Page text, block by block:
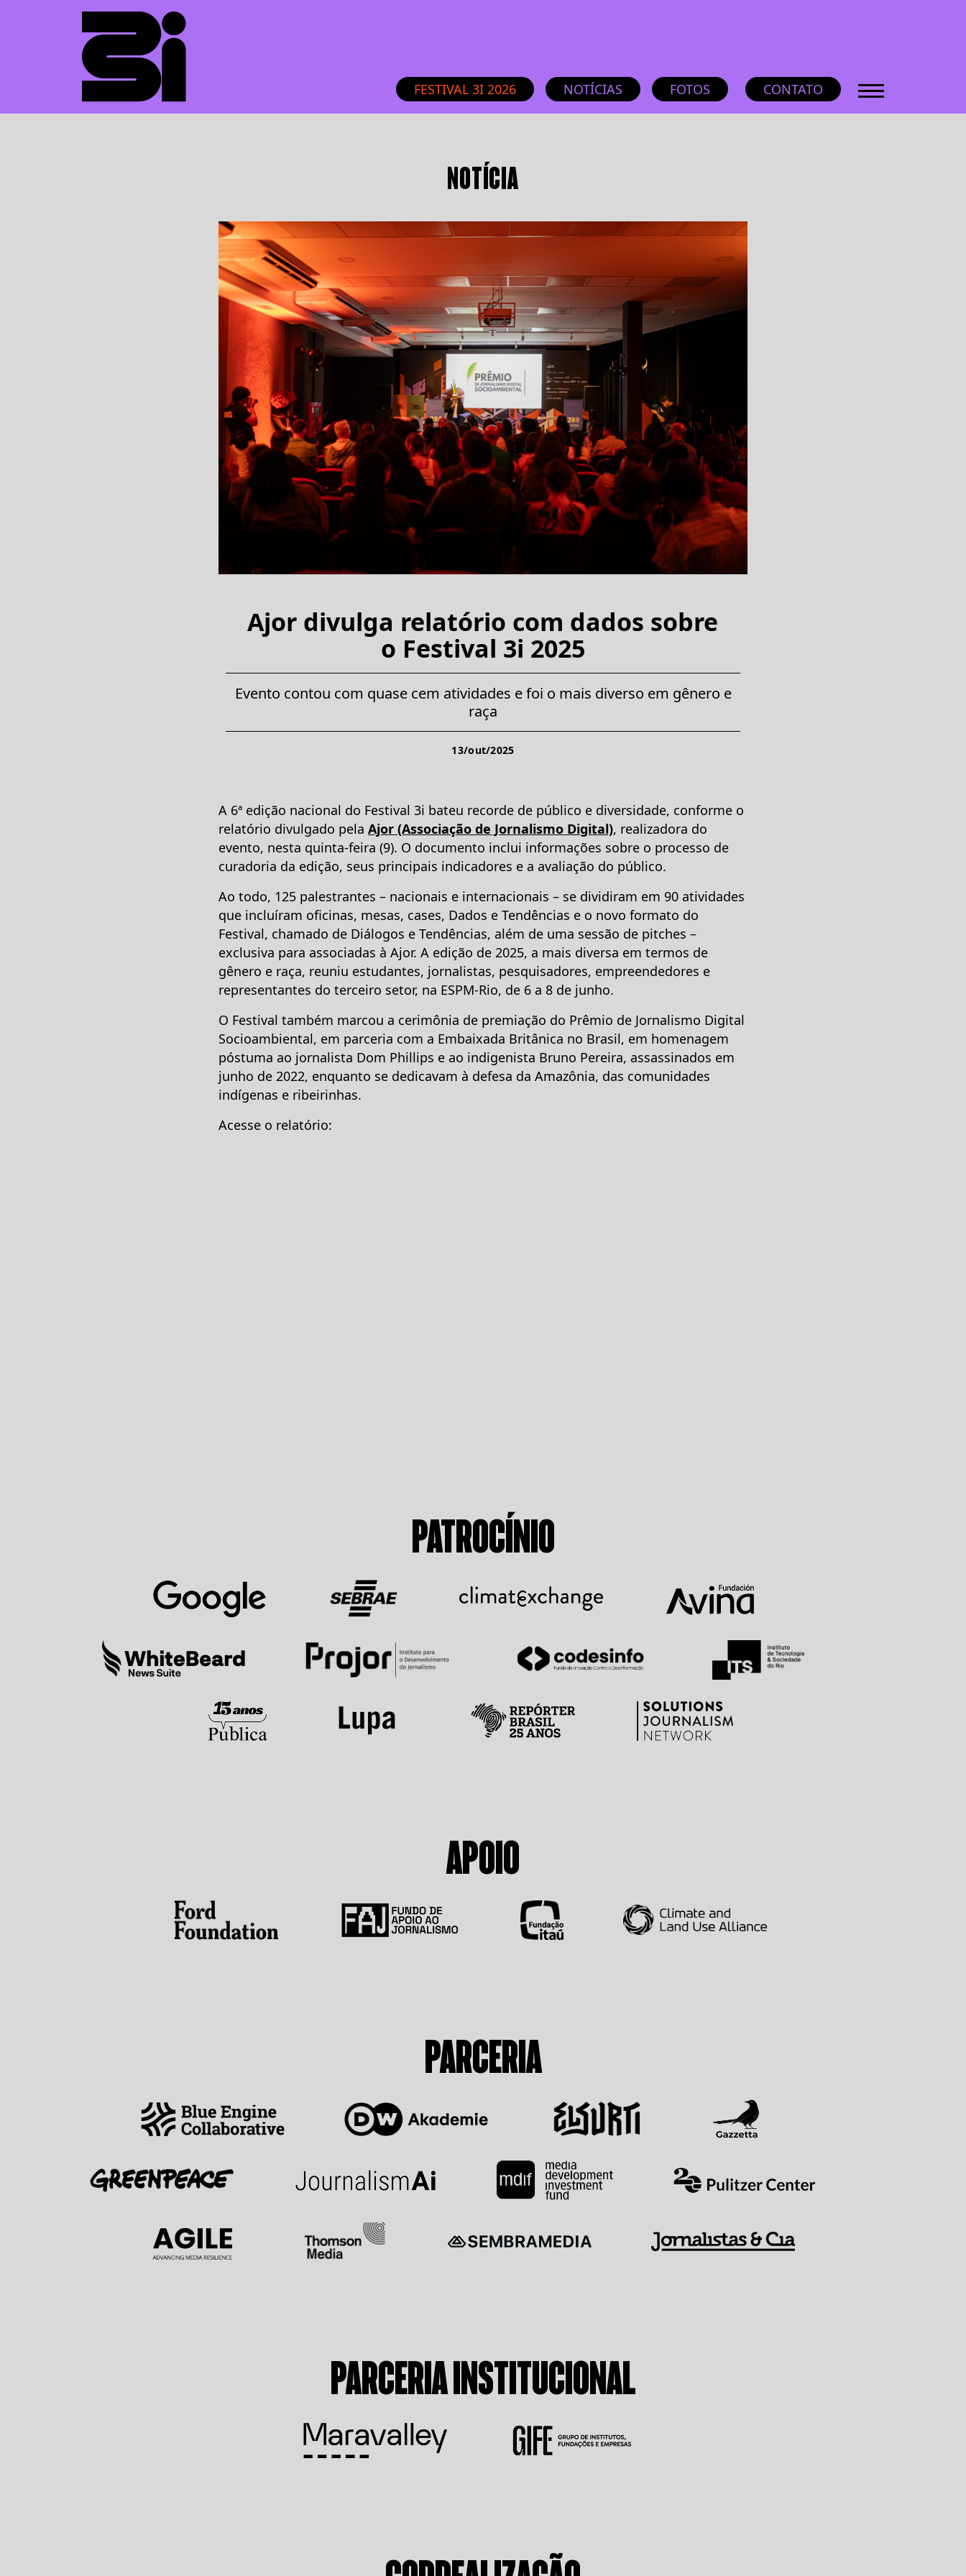
FESTIVAL 3I 2026 NOTÍCIAS FOTOS CONTATO
NOTÍCIA
Ajor divulga relatório com dados sobre
o Festival 3i 2025
Evento contou com quase cem atividades e foi o mais diverso em gênero e
raça
13/out/2025
A 6⁠ª edição nacional do Festival 3i bateu recorde de público e diversidade, conforme o
relatório divulgado pela Ajor (Associação de Jornalismo Digital), realizadora do
evento, nesta quinta-feira (9). O documento inclui informações sobre o processo de
curadoria da edição, seus principais indicadores e a avaliação do público.
Ao todo, 125 palestrantes – nacionais e internacionais – se dividiram em 90 atividades
que incluíram oficinas, mesas, cases, Dados e Tendências e o novo formato do
Festival, chamado de Diálogos e Tendências, além de uma sessão de pitches –
exclusiva para associadas à Ajor. A edição de 2025, a mais diversa em termos de
gênero e raça, reuniu estudantes, jornalistas, pesquisadores, empreendedores e
representantes do terceiro setor, na ESPM-Rio, de 6 a 8 de junho.
O Festival também marcou a cerimônia de premiação do Prêmio de Jornalismo Digital
Socioambiental, em parceria com a Embaixada Britânica no Brasil, em homenagem
póstuma ao jornalista Dom Phillips e ao indigenista Bruno Pereira, assassinados em
junho de 2022, enquanto se dedicavam à defesa da Amazônia, das comunidades
indígenas e ribeirinhas.
Acesse o relatório:
PATROCÍNIO
APOIO
PARCERIA
PARCERIA INSTITUCIONAL